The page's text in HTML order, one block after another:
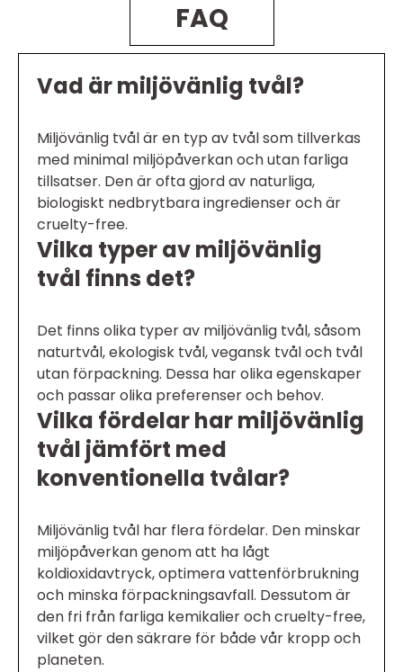
FAQ
Vad är miljövänlig tvål?
Miljövänlig tvål är en typ av tvål som tillverkas
med minimal miljöpåverkan och utan farliga
tillsatser. Den är ofta gjord av naturliga,
biologiskt nedbrytbara ingredienser och är
cruelty-free.
Vilka typer av miljövänlig
tvål finns det?
Det finns olika typer av miljövänlig tvål, såsom
naturtvål, ekologisk tvål, vegansk tvål och tvål
utan förpackning. Dessa har olika egenskaper
och passar olika preferenser och behov.
Vilka fördelar har miljövänlig
tvål jämfört med
konventionella tvålar?
Miljövänlig tvål har flera fördelar. Den minskar
miljöpåverkan genom att ha lågt
koldioxidavtryck, optimera vattenförbrukning
och minska förpackningsavfall. Dessutom är
den fri från farliga kemikalier och cruelty-free,
vilket gör den säkrare för både vår kropp och
planeten.